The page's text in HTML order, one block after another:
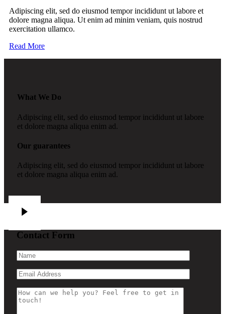
Adipiscing elit, sed do eiusmod tempor incididunt ut labore et
dolore magna aliqua. Ut enim ad minim veniam, quis nostrud
exercitation ullamco.
Read More
What We Do
Adipiscing elit, sed do eiusmod tempor incididunt ut labore
et dolore magna aliqua enim ad.
Our guarantees
Adipiscing elit, sed do eiusmod tempor incididunt ut labore
et dolore magna aliqua enim ad.
Contact Form